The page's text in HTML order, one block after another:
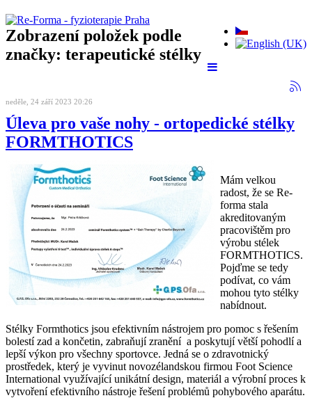
Zobrazení položek podle
značky: terapeutické stélky
neděle, 24 září 2023 20:26
Úleva pro vaše nohy - ortopedické stélky
FORMTHOTICS
Mám velkou
radost, že se Re-
forma stala
akreditovaným
pracovištěm pro
výrobu stélek
FORMTHOTICS.
Pojďme se tedy
podívat, co vám
mohou tyto stélky
nabídnout.
Stélky Formthotics jsou efektivním nástrojem pro pomoc s řešením
bolestí zad a končetin, zabraňují zranění a poskytují větší pohodlí a
lepší výkon pro všechny sportovce. Jedná se o zdravotnický
prostředek, který je vyvinut novozélandskou firmou Foot Science
International využívající unikátní design, materiál a výrobní proces k
vytvoření efektivního nástroje řešení problémů pohybového aparátu.